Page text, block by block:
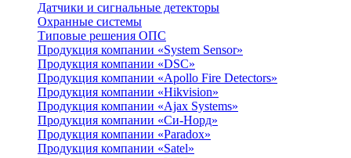
Датчики и сигнальные детекторы
Охранные системы
Типовые решения ОПС
Продукция компании «System Sensor»
Продукция компании «DSC»
Продукция компании «Apollo Fire Detectors»
Продукция компании «Hikvision»
Продукция компании «Ajax Systems»
Продукция компании «Си-Норд»
Продукция компании «Paradox»
Продукция компании «Satel»